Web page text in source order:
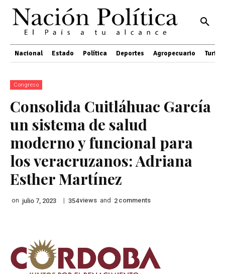
Nacional Estado Política Deportes Agropecuario
Congreso
Consolida Cuitláhuac García
un sistema de salud
moderno y funcional para
los veracruzanos: Adriana
Esther Martínez
on julio 7, 2023 | 354views and 2 comments